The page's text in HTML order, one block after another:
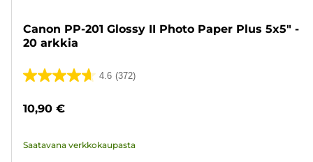
Canon PP-201 Glossy II Photo Paper Plus 5x5" -
20 arkkia
4.6 (372)
4.6/5
372
10,90 €
Saatavana verkkokaupasta